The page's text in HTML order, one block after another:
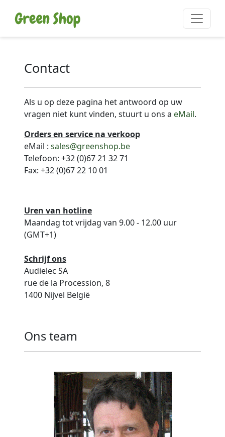
Contact
Als u op deze pagina het antwoord op uw
vragen niet kunt vinden, stuurt u ons a eMail.
Orders en service na verkoop
eMail : sales@greenshop.be
Telefoon: +32 (0)67 21 32 71
Fax: +32 (0)67 22 10 01
Uren van hotline
Maandag tot vrijdag van 9.00 - 12.00 uur
(GMT+1)
Schrijf ons
Audielec SA
rue de la Procession, 8
1400 Nijvel België
Ons team